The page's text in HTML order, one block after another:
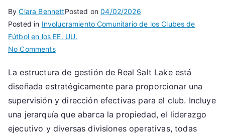
ByClara BennettPosted on04/02/2026
Posted in Involucramiento Comunitario de los Clubes de
Fútbol en los EE. UU.
No Commentson
Salt
Lake:
Estructura
de
gestión,
La estructura de gestión de Real Salt Lake está
diseñada estratégicamente para proporcionar una
supervisión y dirección efectivas para el club. Incluye
una jerarquía que abarca la propiedad, el liderazgo
ejecutivo y diversas divisiones operativas, todas